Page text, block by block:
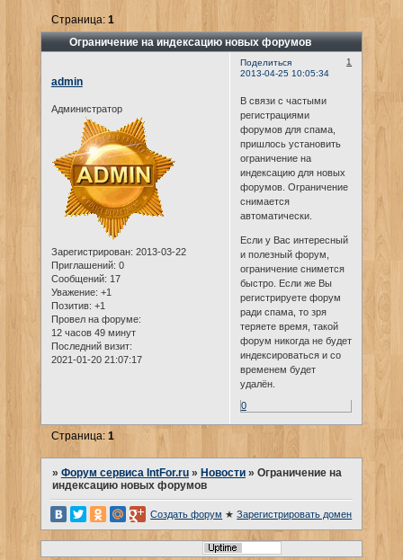
Ограничение на индексацию новых форумов
Страница: 1
Поделиться
1
2013-04-25 10:05:34
admin
Администратор
Зарегистрирован: 2013-03-22
Приглашений: 0
Сообщений: 17
Уважение: +1
Позитив: +1
Провел на форуме:
12 часов 49 минут
Последний визит:
2021-01-20 21:07:17
В связи с частыми
регистрациями
форумов для спама,
пришлось установить
ограничение на
индексацию для новых
форумов. Ограничение
снимается
автоматически.
Если у Вас интересный
и полезный форум,
ограничение снимется
быстро. Если же Вы
регистрируете форум
ради спама, то зря
теряете время, такой
форум никогда не будет
индексироваться и со
временем будет
удалён.
0
Страница: 1
» Форум сервиса IntFor.ru » Новости » Ограничение на
индексацию новых форумов
Создать форум ★Зарегистрировать домен